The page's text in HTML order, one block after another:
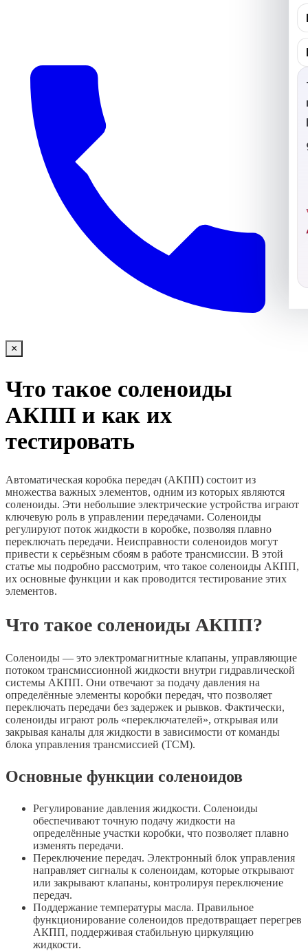
×
Что такое соленоиды
АКПП и как их
тестировать
Автоматическая коробка передач (АКПП) состоит из
множества важных элементов, одним из которых являются
соленоиды. Эти небольшие электрические устройства играют
ключевую роль в управлении передачами. Соленоиды
регулируют поток жидкости в коробке, позволяя плавно
переключать передачи. Неисправности соленоидов могут
привести к серьёзным сбоям в работе трансмиссии. В этой
статье мы подробно рассмотрим, что такое соленоиды АКПП,
их основные функции и как проводится тестирование этих
элементов.
Что такое соленоиды АКПП?
Соленоиды — это электромагнитные клапаны, управляющие
потоком трансмиссионной жидкости внутри гидравлической
системы АКПП. Они отвечают за подачу давления на
определённые элементы коробки передач, что позволяет
переключать передачи без задержек и рывков. Фактически,
соленоиды играют роль «переключателей», открывая или
закрывая каналы для жидкости в зависимости от команды
блока управления трансмиссией (TCM).
Основные функции соленоидов
Регулирование давления жидкости. Соленоиды
обеспечивают точную подачу жидкости на
определённые участки коробки, что позволяет плавно
изменять передачи.
Переключение передач. Электронный блок управления
направляет сигналы к соленоидам, которые открывают
или закрывают клапаны, контролируя переключение
передач.
Поддержание температуры масла. Правильное
функционирование соленоидов предотвращает перегрев
АКПП, поддерживая стабильную циркуляцию
жидкости.